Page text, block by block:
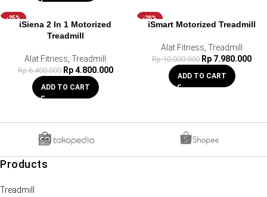
-25%
iSiena 2 In 1 Motorized
Treadmill
Alat Fitness Treadmill
Rp6.400.000 Rp4.800.000
ADD TO CART
-20%
iSmart Motorized Treadmill
Alat Fitness Treadmill
Rp10.000.000 Rp 7.980.000
ADD TO CART
Products
Treadmill